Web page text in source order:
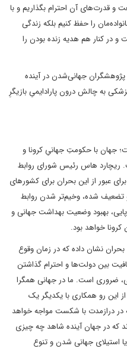
و قدرت‌های آن احترام بگذاریم و با
را حفظ کنیم بلکه زندگی
و در کنار هم هدیه زنده بودن را
پژوهشگران جهانی‌شدن در آینده
به چالش درون پارادایمیِ بازیگرِ
جهان با حکومتِ جهانیِ کرونا و
ریچارد هاس رئیس شورای روابط
عبور از این بحران برای کشورهای
تضعیف شده، وخیم‌تر شدن روابط
بهبود وضعیت بهداشت جهانی و
خواهد بود.
نشان داده که در زمان وقوع
بین دولت‌ها و احترام گذاشتن
ضروری است. ما در جهانی همگرا
این رو همکاری با یکدیگر یک
در درازمدت با شکست مواجه خواهد
که در جهان آینده شاهد چه چیزی
استیلای جهانی شدن و تنوع